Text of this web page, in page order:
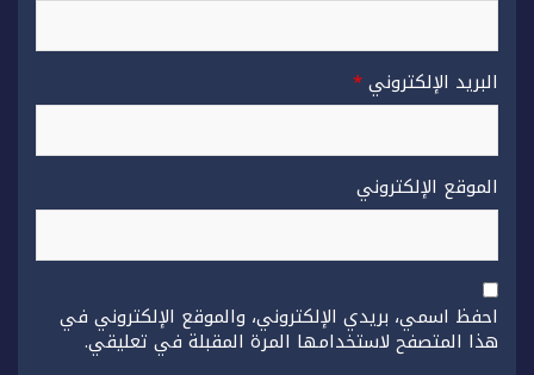
البريد الإلكتروني*
الموقع الإلكتروني
احفظ اسمي، بريدي الإلكتروني، والموقع الإلكتروني في
هذا المتصفح لاستخدامها المرة المقبلة في تعليقي.